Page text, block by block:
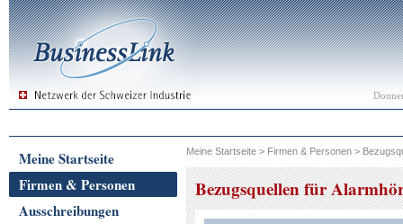
Meine Startseite
Firmen & Personen
Ausschreibungen
Meine Startseite > Firmen & Personen >
Bezugsquellen für